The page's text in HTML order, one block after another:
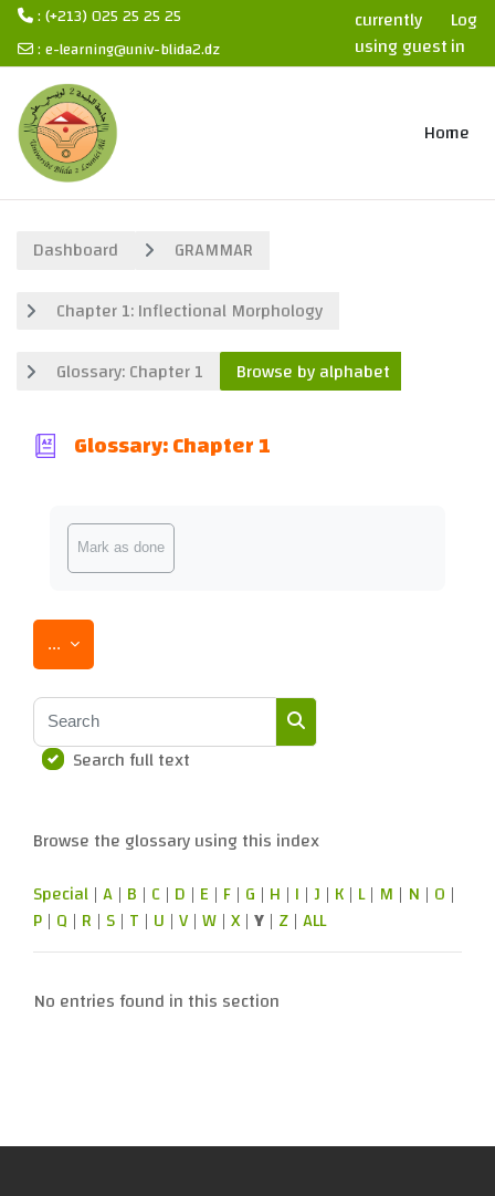
Skip to main content
: (+213) 025 25 25 25
:e-learning@univ-blida2.dz
currently
using guest
access
Log
in
Home
Dashboard
GRAMMAR
Chapter 1: Inflectional Morphology
Glossary: Chapter 1
Browse by alphabet
Glossary: Chapter 1
Completion requirements
Mark as done
... Export entries
Search
Search
Search full text
Browse the glossary using this index
Special | A | B | C | D | E | F | G | H | I | J | K | L| M | N | O |
P | Q | R | S | T | U | V | W | X | Y | Z | ALL
No entries found in this section